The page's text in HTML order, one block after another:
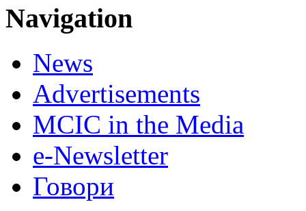
Navigation
News
Advertisements
MCIC in the Media
e-Newsletter
Говори